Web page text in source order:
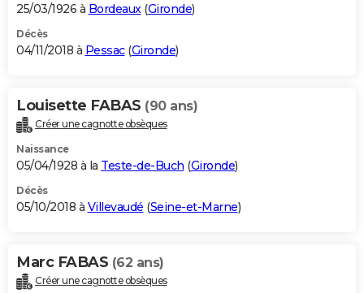
25/03/1926 à Bordeaux(Gironde)
Décès
04/11/2018 à Pessac(Gironde)
Louisette FABAS (90 ans)
Créer une cagnotte obsèques
Naissance
05/04/1928 à la Teste-de-Buch (Gironde)
Décès
05/10/2018 à Villevaudé (Seine-et-Marne)
Marc FABAS (62 ans)
Créer une cagnotte obsèques